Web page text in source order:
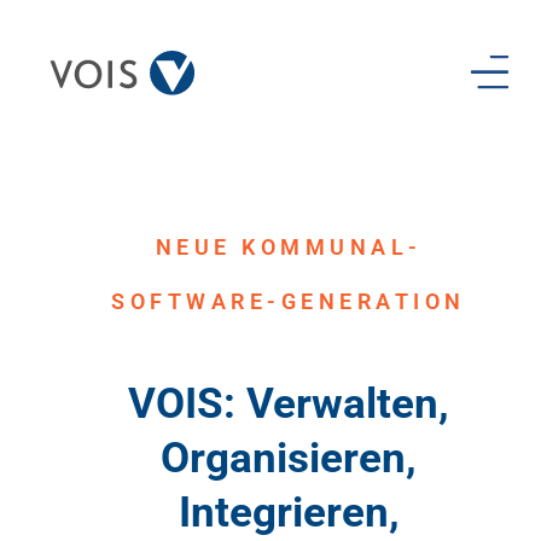
NEUE KOMMUNAL-
SOFTWARE-GENERATION
VOIS: Verwalten,
Organisieren,
Integrieren,